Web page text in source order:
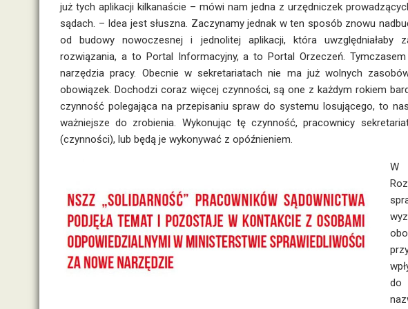
już tych aplikacji kilkanaście – mówi nam jedna z urzędniczek
sądach. – Idea jest słuszna. Zaczynamy jednak w ten sposób znowu
od budowy nowoczesnej i jednolitej aplikacji, która uwzględniałaby
rozwiązania, a to Portal Informacyjny, a to Portal Orzeczeń.
narzędzia pracy. Obecnie w sekretariatach nie ma już wolnych
obowiązek. Dochodzi coraz więcej czynności, są one z każdym rokiem
czynność polegająca na przepisaniu spraw do systemu losującego, to
ważniejsze do zrobienia. Wykonując tę czynność, pracownicy
(czynności), lub będą je wykonywać z opóźnieniem.
W
do